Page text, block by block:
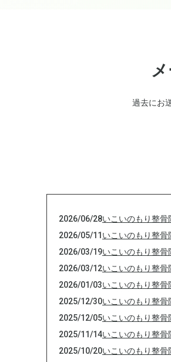
過去にお
2026/06/28いこいのもり整
2026/05/11 いこいのもり整
2026/03/19いこいのもり整
2026/03/12いこいのもり整骨
2026/01/03いこいのもり整骨
2025/12/30いこいのもり整
2025/12/05いこいのもり整
2025/11/14いこいのもり整
2025/10/20いこいのもり整